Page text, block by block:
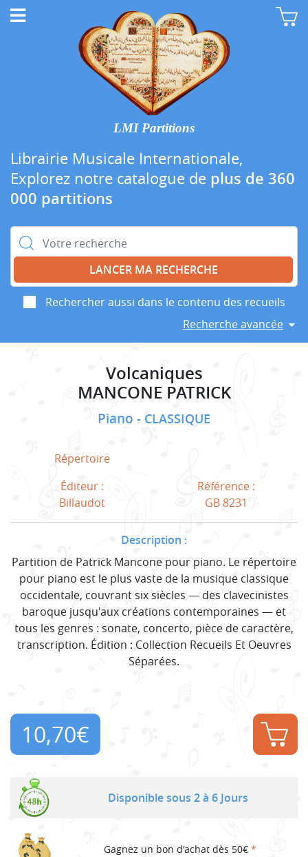
LMI Partitions
Librairie Musicale Internationale,
Explorez notre catalogue de plus de 360
000 partitions
Rechercher :
Rechercher aussi dans le contenu des recueils
Recherche avancée
Volcaniques
MANCONE PATRICK
Piano CLASSIQUE
Répertoire
Éditeur :
Billaudot
Référence :
GB 8231
Description :
Partition de Patrick Mancone pour piano. Le répertoire
pour piano est le plus vaste de la musique classique
occidentale, couvrant six siècles — des clavecinistes
baroque jusqu'aux créations contemporaines — et
tous les genres : sonate, concerto, pièce de caractère,
transcription. Édition : Collection Recueils Et Oeuvres
Séparées.
10,70€
Disponible sous 2 à 6 Jours
Gagnez un bon d'achat dès 50€ *